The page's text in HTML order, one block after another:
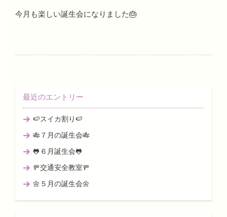
今月も楽しい誕生会になりました🎂
最近のエントリー
🍉スイカ割り🍉
🎋７月の誕生会🎋
🐸６月誕生会🐸
🚥交通安全教室🚥
🌼５月の誕生会🌼